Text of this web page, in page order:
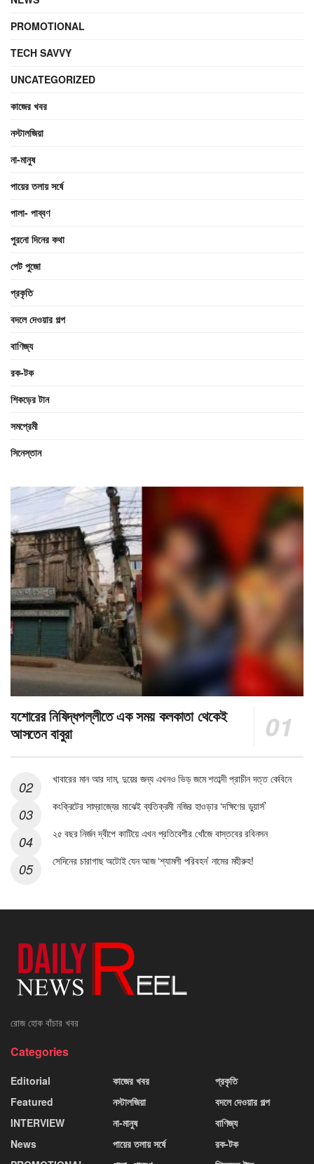
PROMOTIONAL
TECH SAVVY
UNCATEGORIZED
কাজের খবর
নস্টালজিয়া
না-মানুষ
পায়ের তলায় সর্ষে
পালা- পাব্বণ
পুরনো দিনের কথা
পেট পুজো
প্রকৃতি
বদলে দেওয়ার গল্প
বাণিজ্য
রক-টক
শিকড়ের টান
সমপ্রেমী
সিনেস্তান
যশোরের নিষিদ্ধপল্লীতে এক সময় কলকাতা থেকেই
আসতেন বাবুরা
খাবারের মান আর দাম, দুয়ের জন্য এখনও ভিড় জমে শতাব্দী প্রাচীন দত্ত কেবিনে
কংক্রিটের সাম্রাজ্যের মাঝেই ব্যতিক্রমী নজির হাওড়ার ‘দক্ষিণের ডুয়ার্স’
২৫ বছর নির্জন দ্বীপে কাটিয়ে এখন প্রতিবেশীর খোঁজে বাস্তবের রবিনসন
সেদিনের চারাগাছ অটোই যেন আজ ‘শ্যামলী পরিবহন’ নামের মহীরুহ!
রোজ হোক বাঁচার খবর
Categories
Editorial
Featured
INTERVIEW
News
কাজের খবর
নস্টালজিয়া
না-মানুষ
পায়ের তলায় সর্ষে
প্রকৃতি
বদলে দেওয়ার গল্প
বাণিজ্য
রক-টক